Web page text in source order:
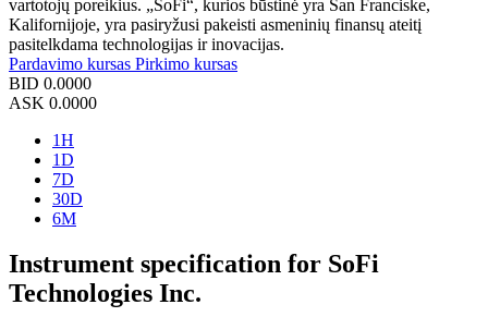
vartotojų poreikius. „SoFi“, kurios būstinė yra San Franciske,
Kalifornijoje, yra pasiryžusi pakeisti asmeninių finansų ateitį
pasitelkdama technologijas ir inovacijas.
Pardavimo kursas Pirkimo kursas
BID 0.0000
ASK 0.0000
1H
1D
7D
30D
6M
Instrument specification for SoFi
Technologies Inc.